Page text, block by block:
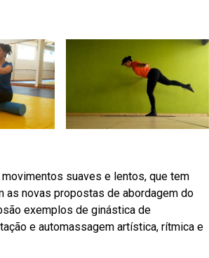
suaves e lentos, que tem
as novas propostas de abordagem do
exemplos de ginástica de
e automassagem artística, rítmica e